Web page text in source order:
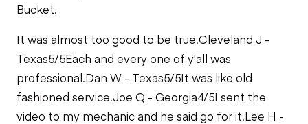
Fuel Leaks
Leaks
Check
Bucket.
It was almost too good to be true.Cleveland J -
Texas5/5Each and every one of y'all was
professional.Dan W - Texas5/5It was like old
fashioned service.Joe Q - Georgia4/5I sent the
video to my mechanic and he said go for it.Lee H -